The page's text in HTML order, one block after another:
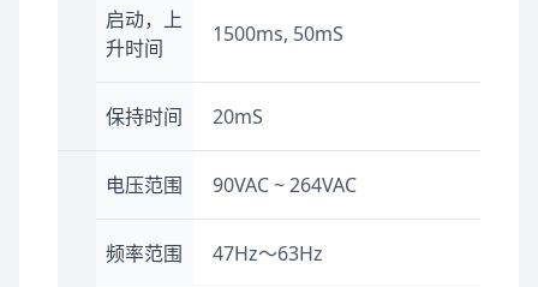
启动，上
升时间
1500ms, 50mS
保持时间 20mS
电压范围 90VAC ~ 264VAC
频率范围 47Hz～63Hz